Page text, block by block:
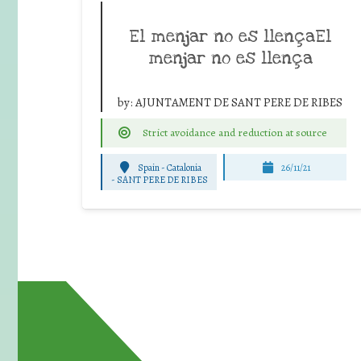
El menjar no es llençaEl
menjar no es llença
by:AJUNTAMENT DE SANT PERE DE RIBES
Strict avoidance and reduction at source
Spain - Catalonia
- SANT PERE DE RIBES
26/11/21